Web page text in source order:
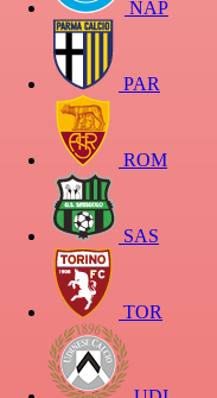
NAP
PAR
ROM
SAS
TOR